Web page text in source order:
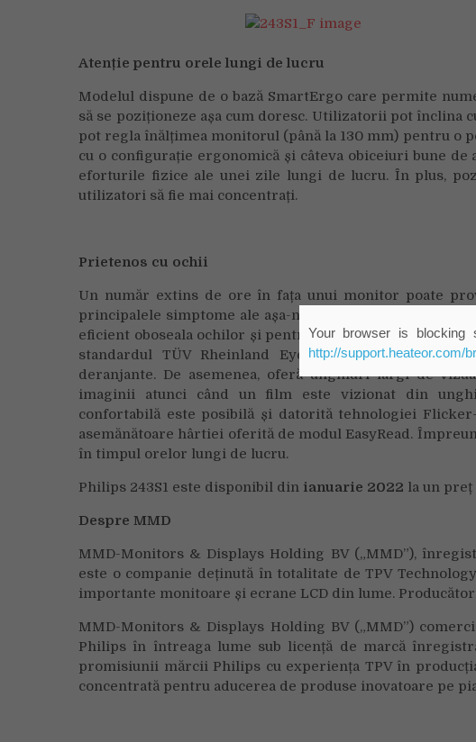
Atenție pentru orele lungi de lucru
Modelul dispune de o bază SmartErgo care permite
să se poziționeze așa cum doresc. Utilizatorii pot înclina
pot regla înălțimea monitorul (până la 130 mm) pentru o
cu o configurație ergonomică și câteva obiceiuri bune
eforturile fizice ale unei zile lungi de lucru. În plus,
utilizatori să fie mai concentrați.
Prietenos cu ochii
Un număr extins de ore în fața unui monitor poate
principalele simptome ale așa-numitului CVS –
eficient oboseala ochilor și pentru a asigura bunăstarea
standardul TÜV Rheinland Eye Comfort pentru a
deranjante. De asemenea, oferă unghiuri largi de
imaginii atunci când un film este vizionat din
confortabilă este posibilă și datorită tehnologiei
asemănătoare hârtiei oferită de modul EasyRead.
în timpul orelor lungi de lucru.
Philips 243S1 este disponibil din ianuarie 2022 la un preț
Despre MMD
MMD-Monitors & Displays Holding BV („MMD”),
este o companie deținută în totalitate de TPV
importante monitoare și ecrane LCD din lume.
MMD-Monitors & Displays Holding BV („MMD”)
Philips în întreaga lume sub licență de marcă
promisiunii mărcii Philips cu experiența TPV în
concentrată pentru aducerea de produse inovatoare pe
Your browser is blocking
http://support.heateor.com/